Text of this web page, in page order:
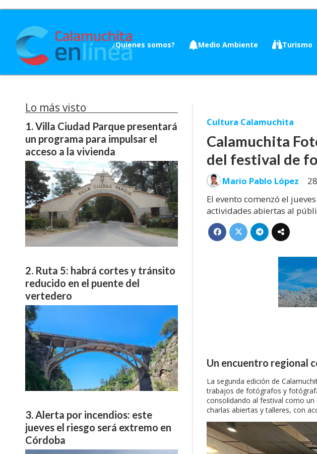
¿Quienes somos? Medio Ambiente Turismo
Calamuchita
del festival de
El evento comenzó el
actividades abiertas al
Cultura Calamuchita
Mario Pablo López
Un encuentro regional
La segunda edición de
trabajos de fotógrafos y
consolidando al festival como
charlas abiertas y talleres, con
Lo más visto
Villa Ciudad Parque presentará
un programa para impulsar el
acceso a la vivienda
Ruta 5: habrá cortes y tránsito
reducido en el puente del
vertedero
Alerta por incendios: este
jueves el riesgo será extremo en
Córdoba